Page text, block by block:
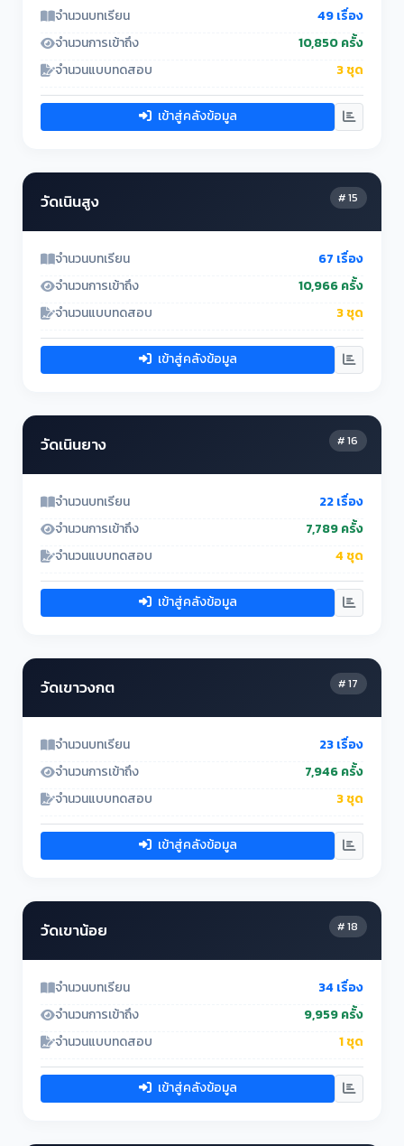
จำนวนบทเรียน
49 เรื่อง
จำนวนการเข้าถึง
10,850 ครั้ง
จำนวนแบบทดสอบ
3 ชุด
เข้าสู่คลังข้อมูล
# 15
วัดเนินสูง
จำนวนบทเรียน
67 เรื่อง
จำนวนการเข้าถึง
10,966 ครั้ง
จำนวนแบบทดสอบ
3 ชุด
เข้าสู่คลังข้อมูล
# 16
วัดเนินยาง
จำนวนบทเรียน
22 เรื่อง
จำนวนการเข้าถึง
7,789 ครั้ง
จำนวนแบบทดสอบ
4 ชุด
เข้าสู่คลังข้อมูล
# 17
วัดเขาวงกต
จำนวนบทเรียน
23 เรื่อง
จำนวนการเข้าถึง
7,946 ครั้ง
จำนวนแบบทดสอบ
3 ชุด
เข้าสู่คลังข้อมูล
# 18
วัดเขาน้อย
จำนวนบทเรียน
34 เรื่อง
จำนวนการเข้าถึง
9,959 ครั้ง
จำนวนแบบทดสอบ
1 ชุด
เข้าสู่คลังข้อมูล